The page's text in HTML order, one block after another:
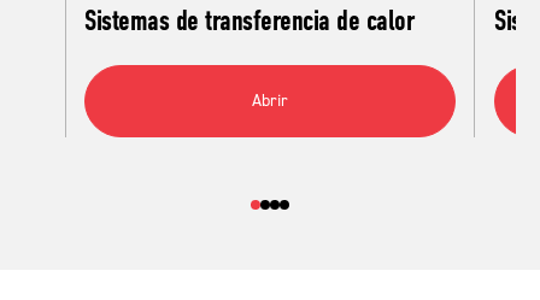
Sistemas de transferencia de calor
Abrir